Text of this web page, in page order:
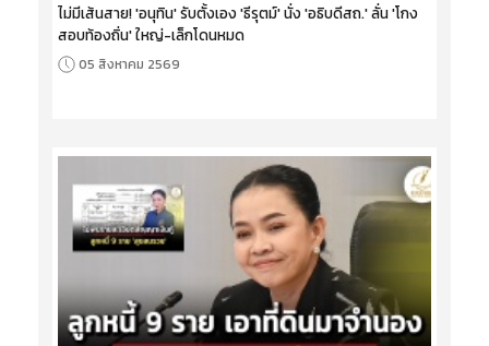
ไม่มีเส้นสาย! 'อนุทิน' รับตั้งเอง 'ธีรุตม์' นั่ง 'อธิบดีสถ.' ลั่น 'โกง
สอบท้องถิ่น' ใหญ่-เล็กโดนหมด
05 สิงหาคม 2569